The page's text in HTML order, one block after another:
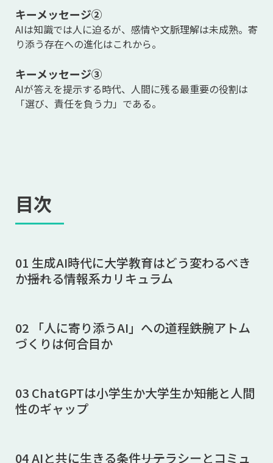
キーメッセージ②
AIは知識では人に迫るが、感情や文脈理解は未成熟。寄
り添う存在への進化はこれから。
キーメッセージ③
AIが答えを提示する時代、人間に残る最重要の役割は
「選び、責任を負う力」である。
目次
01 生成AI時代に大学教育はどう変わるべき
か――揺れる情報系カリキュラム
02 「人に寄り添うAI」への道程――鉄腕アトム
づくりは何合目か
03 ChatGPTは小学生か大学生か――知能と人間
性のギャップ
04 AIと共に生きる条件――リテラシーとコミュ